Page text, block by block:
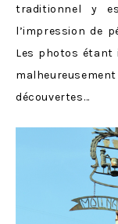
traditionnel y
l’impression de
Les photos étant
découvertes…